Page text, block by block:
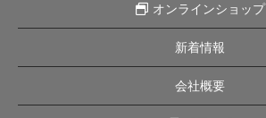
オンラインショップ
新着情報
会社概要